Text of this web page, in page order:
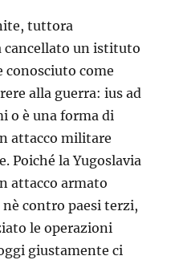
tuttora
un istituto
come
alla guerra: ius ad
o è una forma di
attacco militare
Poiché la Yugoslavia
attacco armato
contro paesi terzi,
le operazioni
giustamente ci